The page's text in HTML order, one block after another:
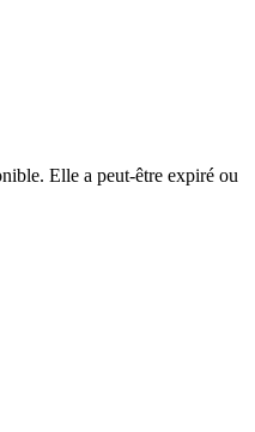
Elle a peut-être expiré ou